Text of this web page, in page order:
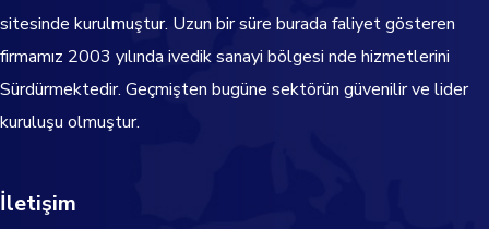
sitesinde kurulmuştur. Uzun bir süre burada faliyet gösteren
firmamız 2003 yılında ivedik sanayi bölgesi nde hizmetlerini
Sürdürmektedir. Geçmişten bugüne sektörün güvenilir ve lider
kuruluşu olmuştur.
İletişim